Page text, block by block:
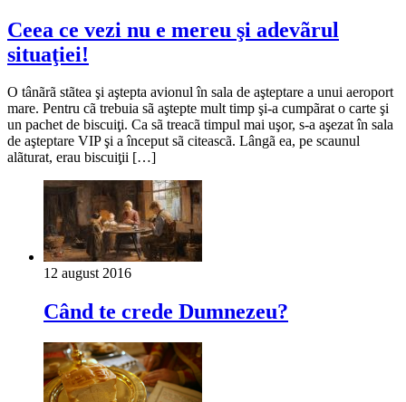
Ceea ce vezi nu e mereu şi adevãrul
situaţiei!
O tânãrã stãtea şi aştepta avionul în sala de aşteptare a unui aeroport
mare. Pentru cã trebuia sã aştepte mult timp şi-a cumpãrat o carte şi
un pachet de biscuiţi. Ca sã treacã timpul mai uşor, s-a aşezat în sala
de aşteptare VIP şi a început sã citeascã. Lângã ea, pe scaunul
alãturat, erau biscuiţii […]
12 august 2016
Când te crede Dumnezeu?